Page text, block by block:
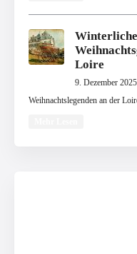
Winterliche
Loire
9. Dezember 2025
Weihnachtslegenden an der